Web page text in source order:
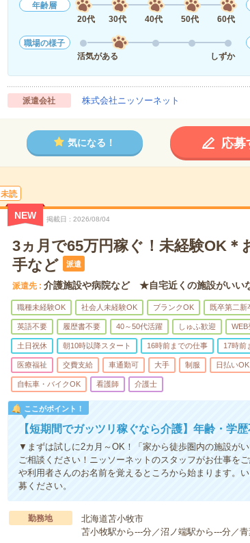
年齢層
20代
30代 40代 50代 60代
職場の様子
活気がある
しずか
派遣会社 株式会社ニッソーネット
気になる！ 応募
未読
NEW 掲載日 2026/08/04
3ヵ月で65万円稼ぐ！未経験OK＊
手など
派遣
派遣先 介護施設や病院など ★自宅近くの施設がいい
職種未経験OK 社会人未経験OK ブランクOK 既卒第二新
英語不要 履歴書不要 40～50代活躍 しゅふ歓迎 WEB
土日祝休 朝10時以降スタート 16時前までの仕事 17時前
医療福祉 交費支給 車通勤可 大手 制服 日払いOK
自転車・バイクOK 看護師 介護士
ここがポイント！
【短期間でガッツリ稼ぐなら介護】年齢・学
▼まずは試しに2カ月～OK！「家から徒歩圏内の施設が
ご相談ください！ニッソーネットのスタッフがお仕事を
や利用者さんのお名前を覚えるところから始まります。
募ください。
勤務地
北海道苫小牧市
苫小牧駅から---分／沼ノ端駅から---分／